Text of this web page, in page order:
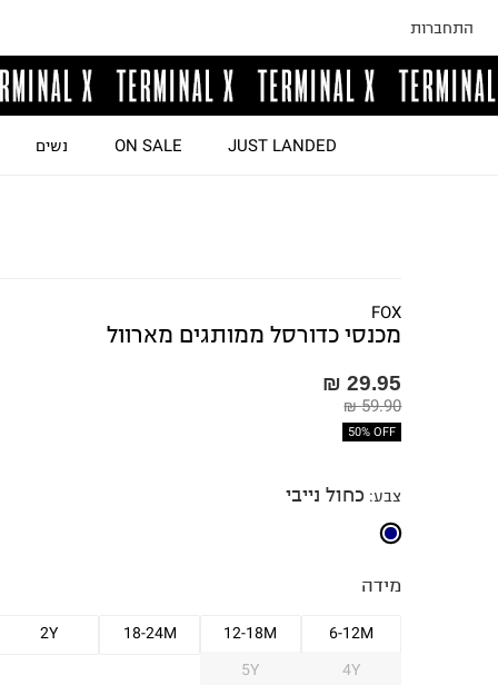
התחברות
JUST LANDED
ON SALE נשים
FOX
מכנסי כדורסל ממותגים מארוול
29.95 ₪
59.90 ₪
50% OFF
צבע: כחול נייבי
מידה
6-12M
12-18M
18-24M
2Y
4Y
5Y